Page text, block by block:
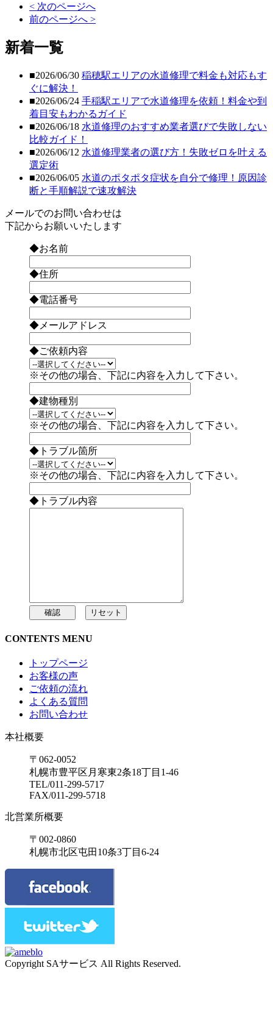
< 次のページへ
前のページへ >
新着一覧
■2026/06/30 稲穂駅エリアの水道修理で料金も対応もす
ぐに解決！
■2026/06/24 手稲駅エリアで水道修理を依頼！料金や到
着目安もわかるガイド
■2026/06/18 水道修理のおすすめ業者選びで失敗しない
比較ガイド！
■2026/06/12 水道修理業者の選び方！失敗ゼロを叶える
選定術
■2026/06/05 水道のポタポタ症状を自分で修理！原因診
断と手順解説で速攻解決
メールでのお問い合わせは
下記からお願いいたします
◆お名前
◆住所
◆電話番号
◆メールアドレス
◆ご依頼内容
※その他の場合、下記に内容を入力して下さい。
◆建物種別
※その他の場合、下記に内容を入力して下さい。
◆トラブル箇所
※その他の場合、下記に内容を入力して下さい。
◆トラブル内容
CONTENTS MENU
トップページ
お客様の声
ご依頼の流れ
よくある質問
お問い合わせ
本社概要
〒062-0052
札幌市豊平区月寒東2条18丁目1-46
TEL/011-299-5717
FAX/011-299-5718
北営業所概要
〒002-0860
札幌市北区屯田10条3丁目6-24
Copyright SAサービス All Rights Reserved.